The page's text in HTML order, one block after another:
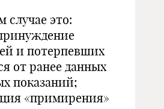
случае это:
и потерпевших
от ранее данных
показаний;
«примирения»